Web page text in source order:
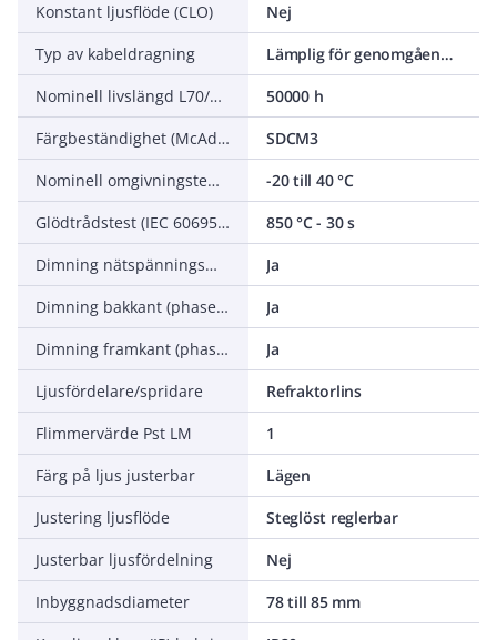
Konstant ljusflöde (CLO)
Nej
Typ av kabeldragning
Lämplig för genomgående ledning
Nominell livslängd L70/B50 vid 25 °C
50000 h
Färgbeständighet (McAdam ellipse)
SDCM3
Nominell omgivningstemperatur enligt IEC 62722-2-1
-20 till 40 °C
Glödtrådstest (IEC 60695-2-11)
850 °C - 30 s
Dimning nätspänningsmodulering
Ja
Dimning bakkant (phase cut-off)
Ja
Dimning framkant (phase cut-on)
Ja
Ljusfördelare/spridare
Refraktorlins
Flimmervärde Pst LM
1
Färg på ljus justerbar
Lägen
Justering ljusflöde
Steglöst reglerbar
Justerbar ljusfördelning
Nej
Inbyggnadsdiameter
78 till 85 mm